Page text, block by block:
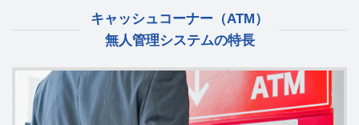
キャッシュコーナー（ATM）
無人管理システムの特長